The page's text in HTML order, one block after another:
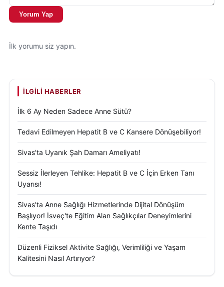
Yorum Yap
İlk yorumu siz yapın.
İLGILI HABERLER
İlk 6 Ay Neden Sadece Anne Sütü?
Tedavi Edilmeyen Hepatit B ve C Kansere Dönüşebiliyor!
Sivas'ta Uyanık Şah Damarı Ameliyatı!
Sessiz İlerleyen Tehlike: Hepatit B ve C İçin Erken Tanı
Uyarısı!
Sivas'ta Anne Sağlığı Hizmetlerinde Dijital Dönüşüm
Başlıyor! İsveç'te Eğitim Alan Sağlıkçılar Deneyimlerini
Kente Taşıdı
Düzenli Fiziksel Aktivite Sağlığı, Verimliliği ve Yaşam
Kalitesini Nasıl Artırıyor?